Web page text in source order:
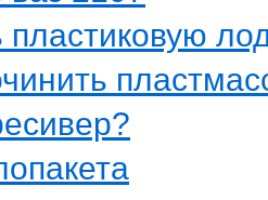
пластиковую